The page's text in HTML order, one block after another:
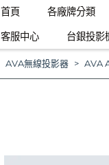
首頁 各廠牌分類
客服中心
台銀投影
AVA無線投影器 AVA